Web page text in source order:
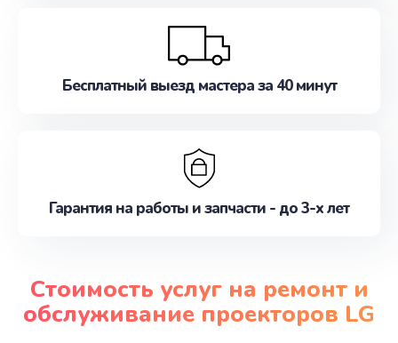
Бесплатный выезд мастера за 40 минут
Гарантия на работы и запчасти - до 3-х лет
Стоимость услуг на ремонт и
обслуживание проекторов LG